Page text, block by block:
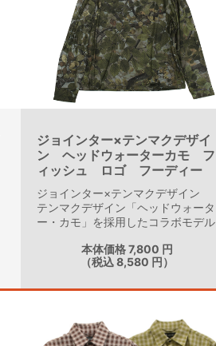
ジョインター×テンマクデザイ
ン ヘッドウォーターカモ フ
ィッシュ ロゴ フーディー
ジョインター×テンマクデザイン
テンマクデザイン「ヘッドウォータ
ー・カモ」を採用したコラボモデル
本体価格 7,800 円
（税込 8,580 円）